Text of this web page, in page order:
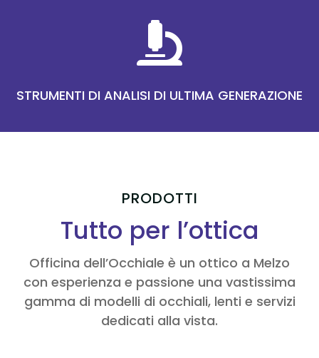

STRUMENTI DI ANALISI DI ULTIMA GENERAZIONE
PRODOTTI
Tutto per l’ottica
Officina dell’Occhiale è un ottico a Melzo
con esperienza e passione una vastissima
gamma di modelli di occhiali, lenti e servizi
dedicati alla vista.